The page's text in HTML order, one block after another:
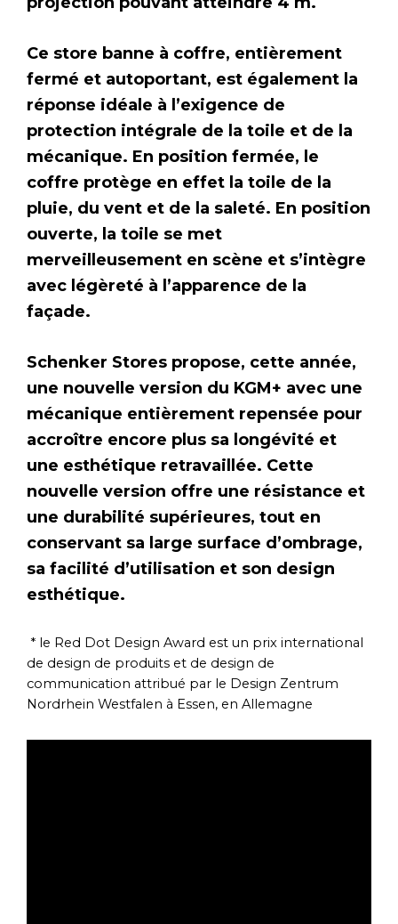
Ce store banne à coffre, entièrement
fermé et autoportant, est également la
réponse idéale à l’exigence de
protection intégrale de la toile et de la
mécanique. En position fermée, le
coffre protège en effet la toile de la
pluie, du vent et de la saleté. En position
ouverte, la toile se met
merveilleusement en scène et s’intègre
avec légèreté à l’apparence de la
façade.
Schenker Stores propose, cette année,
une nouvelle version du KGM+ avec une
mécanique entièrement repensée pour
accroître encore plus sa longévité et
une esthétique retravaillée. Cette
nouvelle version offre une résistance et
une durabilité supérieures, tout en
conservant sa large surface d’ombrage,
sa facilité d’utilisation et son design
esthétique.
* le Red Dot Design Award est un prix international
de design de produits et de design de
communication attribué par le Design Zentrum
Nordrhein Westfalen à Essen, en Allemagne